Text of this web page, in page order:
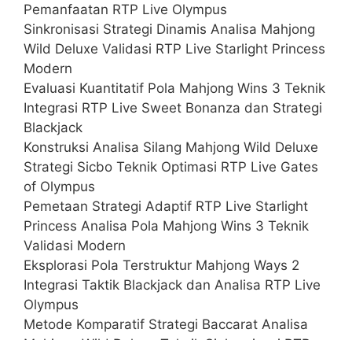
Pemanfaatan RTP Live Olympus
Sinkronisasi Strategi Dinamis Analisa Mahjong
Wild Deluxe Validasi RTP Live Starlight Princess
Modern
Evaluasi Kuantitatif Pola Mahjong Wins 3 Teknik
Integrasi RTP Live Sweet Bonanza dan Strategi
Blackjack
Konstruksi Analisa Silang Mahjong Wild Deluxe
Strategi Sicbo Teknik Optimasi RTP Live Gates
of Olympus
Pemetaan Strategi Adaptif RTP Live Starlight
Princess Analisa Pola Mahjong Wins 3 Teknik
Validasi Modern
Eksplorasi Pola Terstruktur Mahjong Ways 2
Integrasi Taktik Blackjack dan Analisa RTP Live
Olympus
Metode Komparatif Strategi Baccarat Analisa